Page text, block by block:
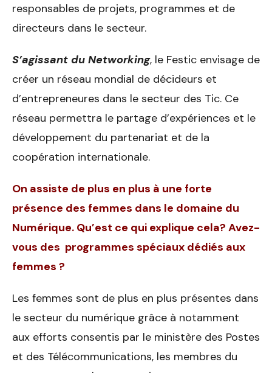
responsables de projets, programmes et de
directeurs dans le secteur.
S’agissant du Networking, le Festic envisage de
créer un réseau mondial de décideurs et
d’entrepreneures dans le secteur des Tic. Ce
réseau permettra le partage d’expériences et le
développement du partenariat et de la
coopération internationale.
On assiste de plus en plus à une forte
présence des femmes dans le domaine du
Numérique. Qu’est ce qui explique cela? Avez-
vous des programmes spéciaux dédiés aux
femmes ?
Les femmes sont de plus en plus présentes dans
le secteur du numérique grâce à notamment
aux efforts consentis par le ministère des Postes
et des Télécommunications, les membres du